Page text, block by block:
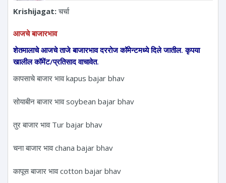
Krishijagat:चर्चा
आजचे बाजारभाव
शेतमालाचे आजचे ताजे बाजारभाव दररोज कॉमेन्टमध्ये दिले जातील. कृपया
खालील कॉमेंट/प्रतिसाद वाचावेत.
कापसाचे बाजार भाव kapus bajar bhav
सोयाबीन बाजार भाव soybean bajar bhav
तुर बाजार भाव Tur bajar bhav
चना बाजार भाव chana bajar bhav
कापूस बाजार भाव cotton bajar bhav